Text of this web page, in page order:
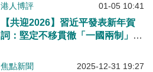
港人博評 01-05 10:41
【共迎2026】習近平發表新年賀
詞：堅定不移貫徹「一國兩制」方
局
焦點新聞 2025-12-31 19:27